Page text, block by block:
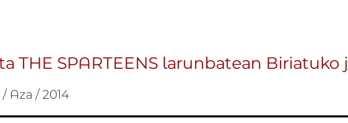
THE SPARTEENS larunbatean Biriatuko
/ Aza / 2014